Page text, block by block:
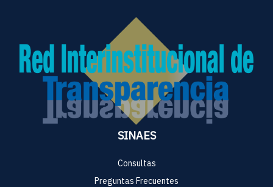
SINAES
Consultas
Preguntas Frecuentes